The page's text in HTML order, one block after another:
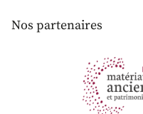
Nos partenaires